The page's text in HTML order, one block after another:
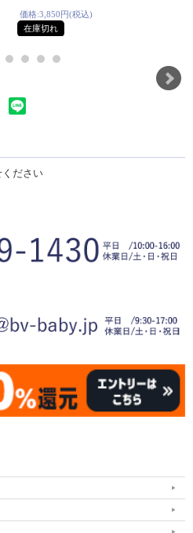
価格:3,850円(税込)
在庫切れ
ださい